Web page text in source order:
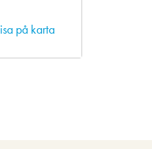
på karta